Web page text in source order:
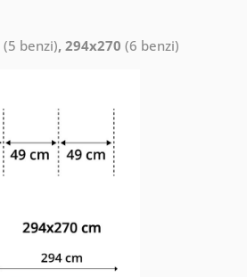
(5 benzi), 294x270 (6 benzi)